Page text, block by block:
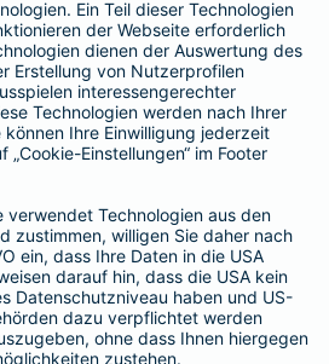
SEITEN
Zusatzversicherung
Adresse ändern
melden